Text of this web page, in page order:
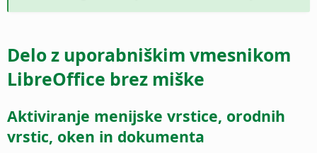
Delo z uporabniškim vmesnikom
LibreOffice brez miške
Aktiviranje menijske vrstice, orodnih
vrstic, oken in dokumenta